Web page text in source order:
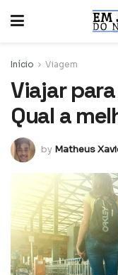
Início Viagem
Viajar
Qual a
by Matheus